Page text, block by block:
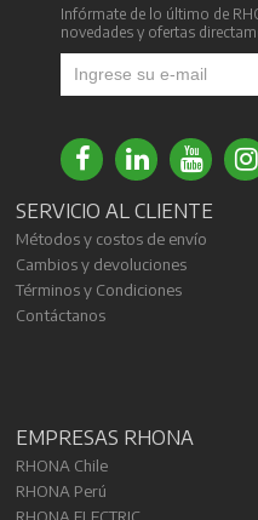
Infórmate de lo último de
novedades y ofertas
SERVICIO AL CLIENTE
Métodos y costos de envío
Cambios y devoluciones
Términos y Condiciones
Contáctanos
EMPRESAS RHONA
RHONA Chile
RHONA Perú